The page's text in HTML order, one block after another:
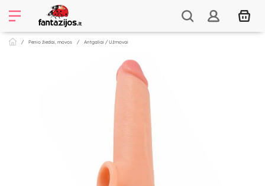
Penio žiedai, movos Antgaliai / Užmovai